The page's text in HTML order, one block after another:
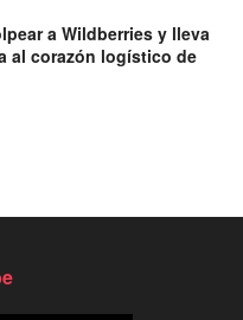
a Wildberries y lleva
al corazón logístico de